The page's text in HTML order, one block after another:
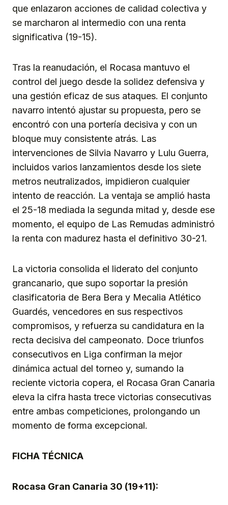
que enlazaron acciones de calidad colectiva y
se marcharon al intermedio con una renta
significativa (19-15).
Tras la reanudación, el Rocasa mantuvo el
control del juego desde la solidez defensiva y
una gestión eficaz de sus ataques. El conjunto
navarro intentó ajustar su propuesta, pero se
encontró con una portería decisiva y con un
bloque muy consistente atrás. Las
intervenciones de Silvia Navarro y Lulu Guerra,
incluidos varios lanzamientos desde los siete
metros neutralizados, impidieron cualquier
intento de reacción. La ventaja se amplió hasta
el 25-18 mediada la segunda mitad y, desde ese
momento, el equipo de Las Remudas administró
la renta con madurez hasta el definitivo 30-21.
La victoria consolida el liderato del conjunto
grancanario, que supo soportar la presión
clasificatoria de Bera Bera y Mecalia Atlético
Guardés, vencedores en sus respectivos
compromisos, y refuerza su candidatura en la
recta decisiva del campeonato. Doce triunfos
consecutivos en Liga confirman la mejor
dinámica actual del torneo y, sumando la
reciente victoria copera, el Rocasa Gran Canaria
eleva la cifra hasta trece victorias consecutivas
entre ambas competiciones, prolongando un
momento de forma excepcional.
FICHA TÉCNICA
Rocasa Gran Canaria 30 (19+11):